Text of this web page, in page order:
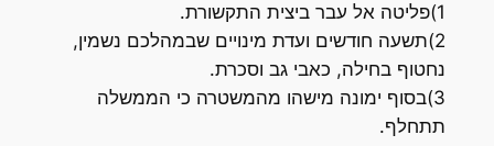
1)פליטה אל עבר ביצית התקשורת.
2)תשעה חודשים ועדת מינויים שבמהלכם נשמין,
נחטוף בחילה, כאבי גב וסכרת.
3)בסוף ימונה מישהו מהמשטרה כי הממשלה
תתחלף.